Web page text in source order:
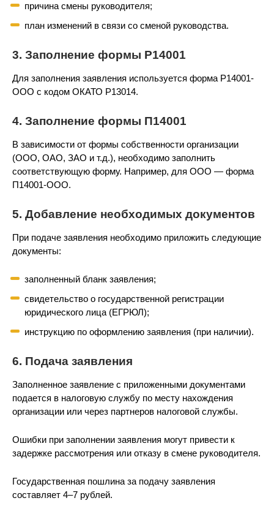
причина смены руководителя;
план изменений в связи со сменой руководства.
3. Заполнение формы Р14001
Для заполнения заявления используется форма Р14001-
ООО с кодом ОКАТО Р13014.
4. Заполнение формы П14001
В зависимости от формы собственности организации
(ООО, ОАО, ЗАО и т.д.), необходимо заполнить
соответствующую форму. Например, для ООО — форма
П14001-ООО.
5. Добавление необходимых документов
При подаче заявления необходимо приложить следующие
документы:
заполненный бланк заявления;
свидетельство о государственной регистрации
юридического лица (ЕГРЮЛ);
инструкцию по оформлению заявления (при наличии).
6. Подача заявления
Заполненное заявление с приложенными документами
подается в налоговую службу по месту нахождения
организации или через партнеров налоговой службы.
Ошибки при заполнении заявления могут привести к
задержке рассмотрения или отказу в смене руководителя.
Государственная пошлина за подачу заявления
составляет 4–7 рублей.